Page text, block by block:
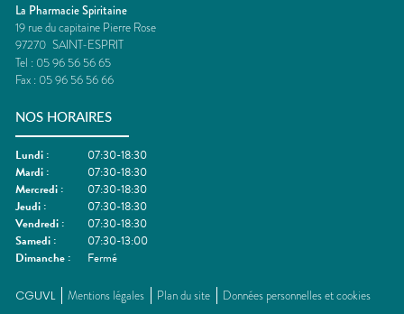
La Pharmacie Spiritaine
19 rue du capitaine Pierre Rose
97270 SAINT-ESPRIT
Tel : 05 96 56 56 65
Fax : 05 96 56 56 66
NOS HORAIRES
Lundi :
07:30-18:30
Mardi :
07:30-18:30
Mercredi :
07:30-18:30
Jeudi :
07:30-18:30
Vendredi :
07:30-18:30
Samedi :
07:30-13:00
Dimanche : Fermé
CGUVL Mentions légales Plan du site Données personnelles et cookies